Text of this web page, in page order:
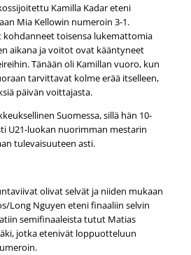
Kamilla Kadar eteni
Mia Kellowin numeroin 3-1.
kohdanneet toisensa lukemattomia
aikana ja voitot ovat kääntyneet
Tänään oli Kamillan vuoro, kun
tarvittavat kolme erää itselleen,
päivän voittajasta.
Suomessa, sillä hän 10-
U21-luokan nuorimman mestarin
tulevaisuuteen asti.
olivat selvät ja niiden mukaan
Long Nguyen eteni finaaliin selvin
semifinaaleista tutut Matias
jotka etenivät loppuotteluun